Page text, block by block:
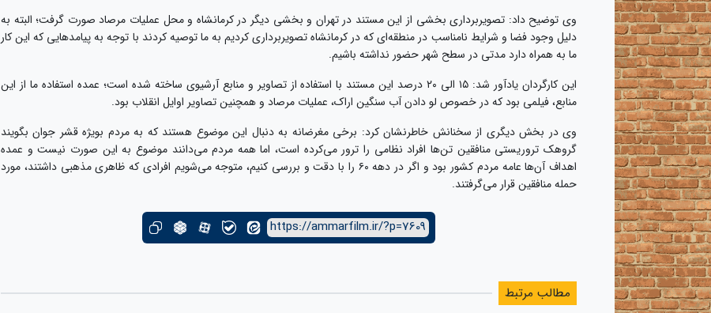
وی توضیح داد: تصویربرداری بخشی از این مستند در تهران و بخشی دیگر در کرمانشاه و محل عملیات مرصاد صورت گرفت؛ البته به
دلیل وجود فضا و شرایط نامناسب در منطقه‌ای که در کرمانشاه تصویربرداری کردیم به ما توصیه کردند با توجه به پیامدهایی که این کار
ما به همراه دارد مدتی در سطح شهر حضور نداشته باشیم.
این کارگردان یادآور شد: ۱۵ الی ۲۰ درصد این مستند با استفاده از تصاویر و منابع آرشیوی ساخته شده است؛ عمده استفاده ما از این
منابع، فیلمی بود که در خصوص لو دادن آب سنگین اراک، عملیات مرصاد و همچنین تصاویر اوایل انقلاب بود.
وی در بخش دیگری از سخنانش خاطرنشان کرد: برخی مغرضانه به دنبال این موضوع هستند که به مردم بویژه قشر جوان بگویند
گروهک تروریستی منافقین تن‌ها افراد نظامی را ترور می‌کرده است، اما همه مردم می‌دانند موضوع به این صورت نیست و عمده
اهداف آن‌ها عامه مردم کشور بود و اگر در دهه ۶۰ را با دقت و بررسی کنیم، متوجه می‌شویم افرادی که ظاهری مذهبی داشتند، مورد
حمله منافقین قرار می‌گرفتند.
https://ammarfilm.ir/?p=7609
مطالب مرتبط